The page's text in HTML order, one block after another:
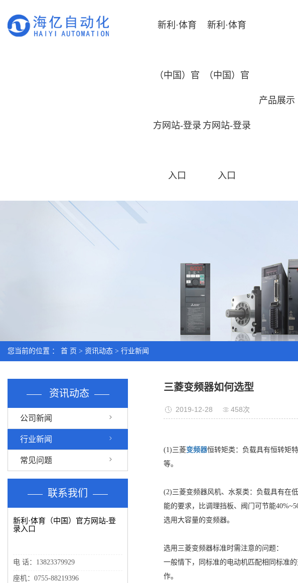
新利·体育
（中国）官
方网站-登录
入口
新利·体育
（中国）官
方网站-登录
入口
产品展示
您当前的位置 ： 首 页 > 资讯动态 > 行业新闻
资讯动态
公司新闻
行业新闻
常见问题
联系我们
新利·体育（中国）官方网站-登
录入口
电 话：13823379929
座机：0755-88219396
三菱变频器如何选型
2019-12-28 458次
(1)三菱变频器恒转矩类：负载具有恒转矩
等。
(2)三菱变频器风机、水泵类：负载具有在
能的要求，比调理挡板、阀门可节能
选用大容量的变频器。
选用三菱变频器标准时需注意的问题：
一般情下，同标准的电动机匹配相同标准
作。